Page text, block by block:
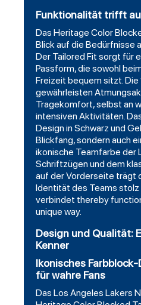
Funktionalität trifft
Das Heritage Color
Blick auf die Bedürfnisse
Der Tailored Fit sorgt für
Passform, die sowohl
Freizeit bequem sitzt.
gewährleisten
Tragekomfort, selbst an
intensiven Aktivitäten.
Design in Schwarz und
Blickfang, sondern auch
ikonische Teamfarbe der
Schriftzügen und dem
auf der Vorderseite trägt
Identität des Teams stolz
verbindet thereby
unique way.
Design und Qualität:
Kenner
Ikonisches
für wahre Fans
Das Los Angeles Lakers